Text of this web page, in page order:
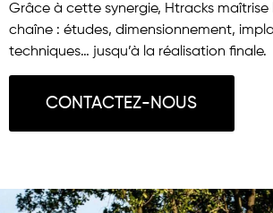
Grâce à cette synergie, Htracks maîtrise
chaîne : études, dimensionnement,
techniques… jusqu’à la réalisation finale.
CONTACTEZ-NOUS